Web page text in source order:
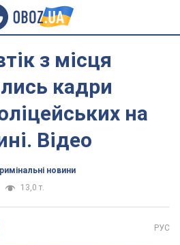
з місця
кадри
на
Відео
новини
13,0 т.
РУС